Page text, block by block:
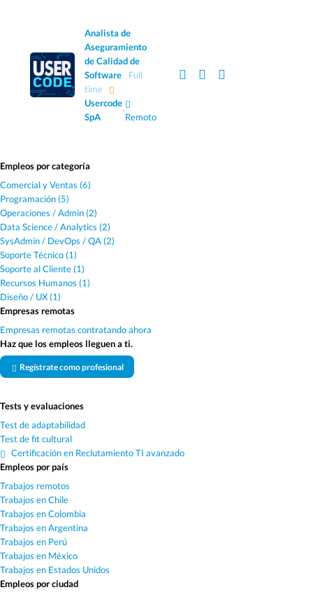
Analista de
Aseguramiento
de Calidad de
Software
Full
time
Usercode
SpA
·
Remoto
Empleos por categoría
Comercial y Ventas (6)
Programación (5)
Operaciones / Admin (2)
Data Science / Analytics (2)
SysAdmin / DevOps / QA (2)
Soporte Técnico (1)
Soporte al Cliente (1)
Recursos Humanos (1)
Diseño / UX (1)
Empresas remotas
Empresas remotas contratando ahora
Haz que los empleos lleguen a ti.
Regístrate como profesional
Tests y evaluaciones
Test de adaptabilidad
Test de fit cultural
Certificación en Reclutamiento TI avanzado
Empleos por país
Trabajos remotos
Trabajos en Chile
Trabajos en Colombia
Trabajos en Argentina
Trabajos en Perú
Trabajos en México
Trabajos en Estados Unidos
Empleos por ciudad